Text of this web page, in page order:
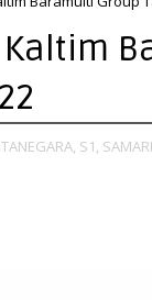
Kaltim
S1,